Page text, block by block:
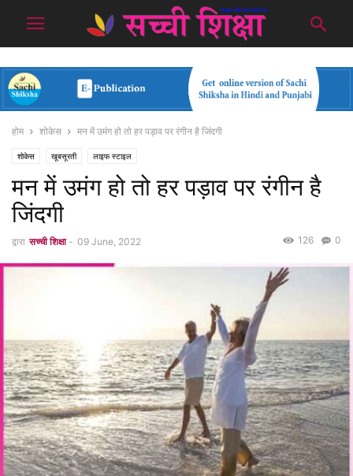
होम शोकेस मन में उमंग हो तो हर पड़ाव पर रंगीन है जिंदगी
शोकेस खूबसूरती लाइफ स्टाइल
मन में उमंग हो तो हर पड़ाव पर रंगीन है
जिंदगी
द्वारा सच्ची शिक्षा - 09 June, 2022 0
126